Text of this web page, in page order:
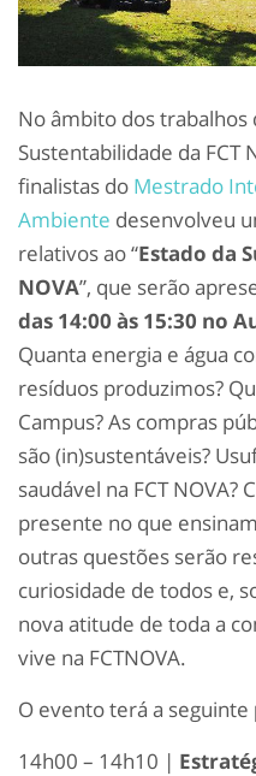
No âmbito dos trabalhos
Sustentabilidade da FCT
finalistas do Mestrado
Ambiente desenvolveu
relativos ao “Estado da
NOVA”, que serão
das 14:00 às 15:30 no
Quanta energia e água
resíduos produzimos?
Campus? As compras
são (in)sustentáveis?
saudável na FCT
presente no que
outras questões serão
curiosidade de todos e,
nova atitude de toda a
vive na FCTNOVA.
O evento terá a seguinte
14h00 – 14h10 |